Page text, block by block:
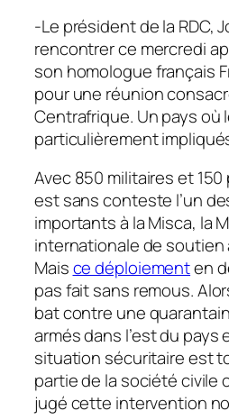
-Le président de la RDC,
rencontrer ce mercredi
son homologue français
pour une réunion
Centrafrique. Un pays où
particulièrement
Avec 850 militaires et 150
est sans conteste l’un
importants à la Misca, la
internationale de soutien
Maisce déploiementen
pas fait sans remous.
bat contre une
armés dans l’est du pays
situation sécuritaire est
partie de la société civile
jugé cette intervention